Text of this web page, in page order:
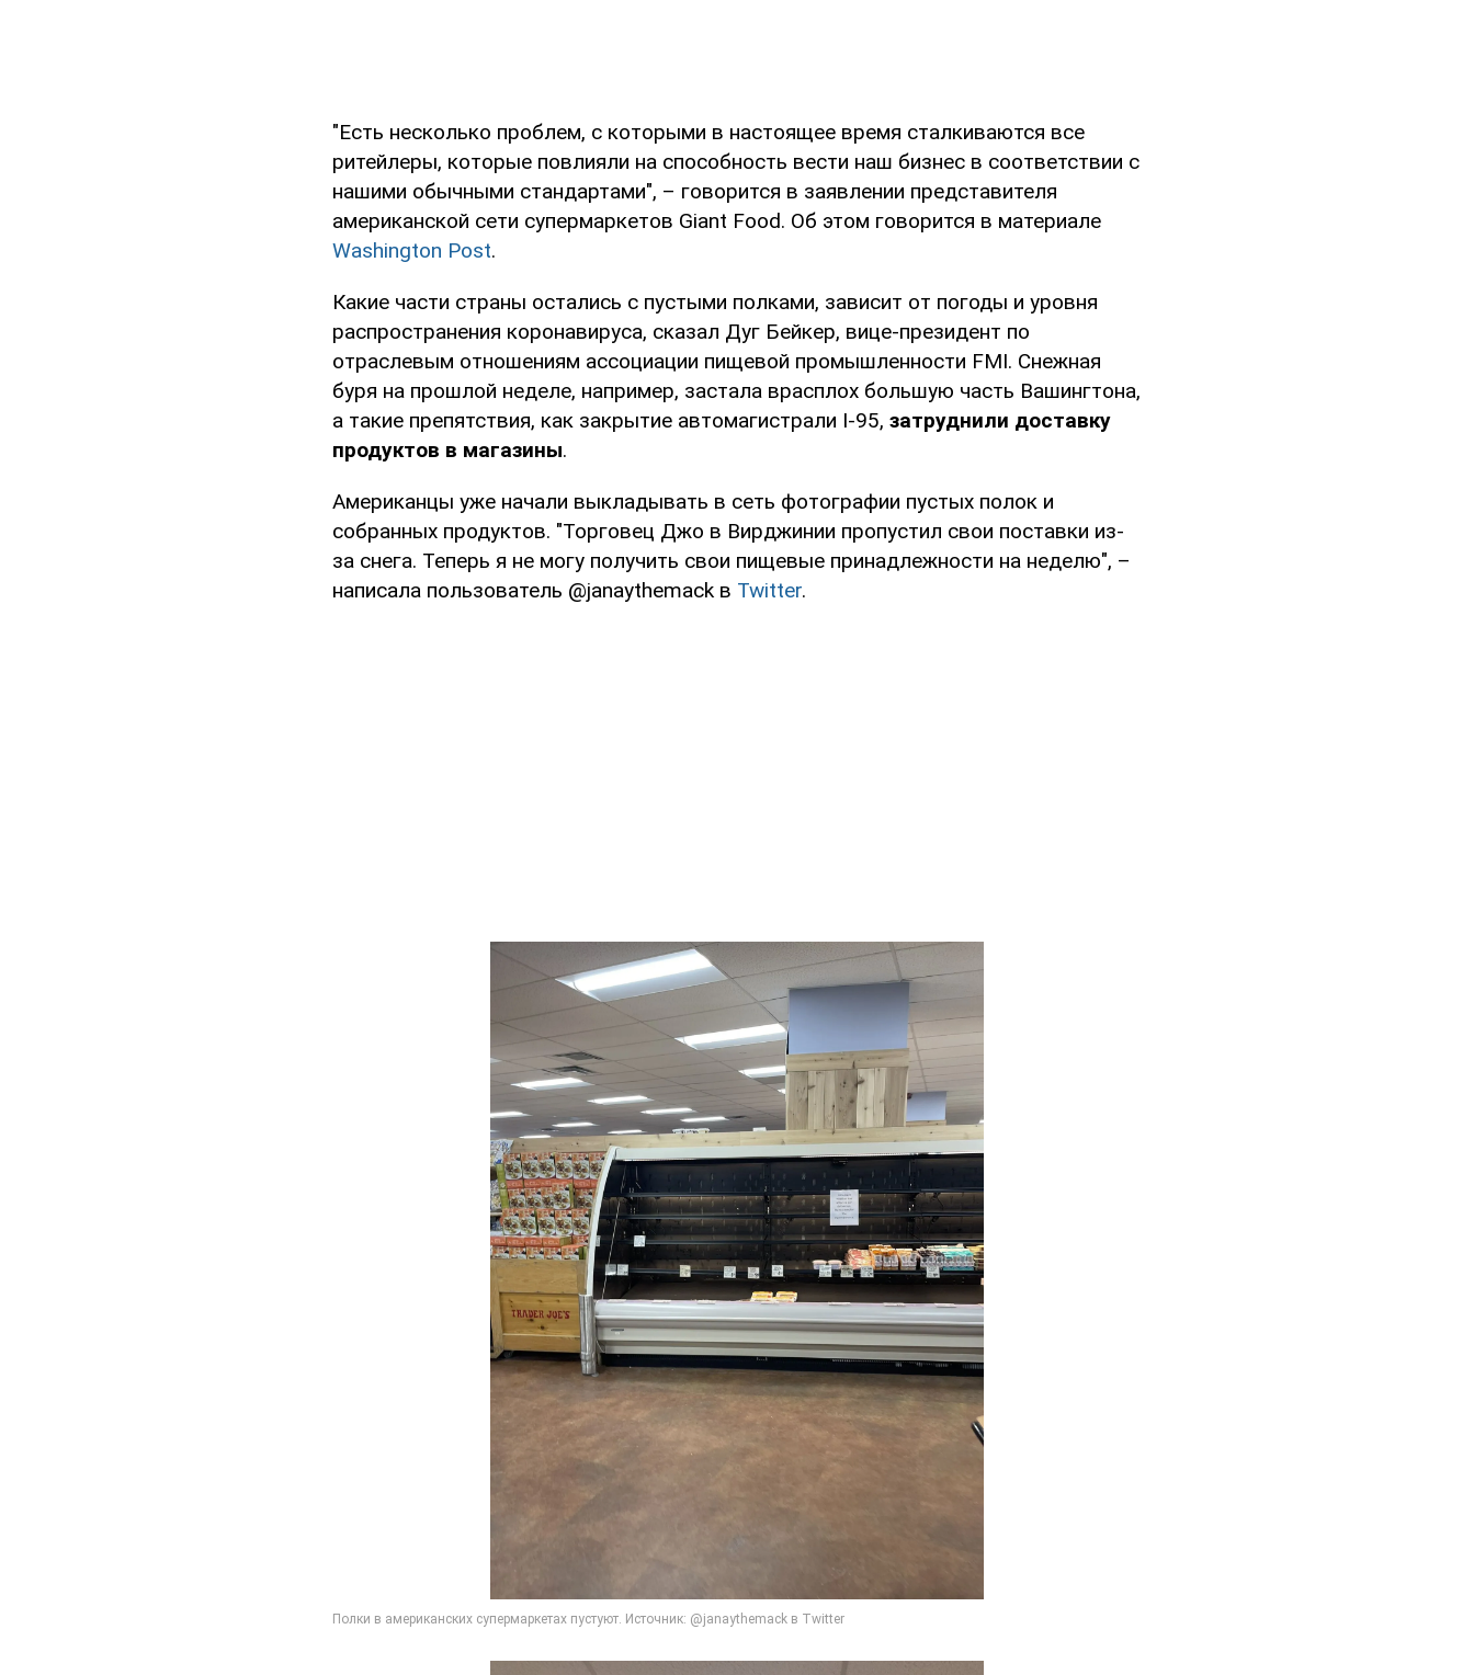
"Есть несколько проблем, с которыми в настоящее время сталкиваются все
ритейлеры, которые повлияли на способность вести наш бизнес в соответствии с
нашими обычными стандартами", – говорится в заявлении представителя
американской сети супермаркетов Giant Food. Об этом говорится в материале
Washington Post.
Какие части страны остались с пустыми полками, зависит от погоды и уровня
распространения коронавируса, сказал Дуг Бейкер, вице-президент по
отраслевым отношениям ассоциации пищевой промышленности FMI. Снежная
буря на прошлой неделе, например, застала врасплох большую часть Вашингтона,
а такие препятствия, как закрытие автомагистрали I-95, затруднили доставку
продуктов в магазины.
Американцы уже начали выкладывать в сеть фотографии пустых полок и
собранных продуктов. "Торговец Джо в Вирджинии пропустил свои поставки из-
за снега. Теперь я не могу получить свои пищевые принадлежности на неделю", –
написала пользователь @janaythemack в Twitter.